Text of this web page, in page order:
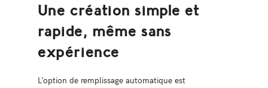
Une création simple et
rapide, même sans
expérience
L’option de remplissage automatique est